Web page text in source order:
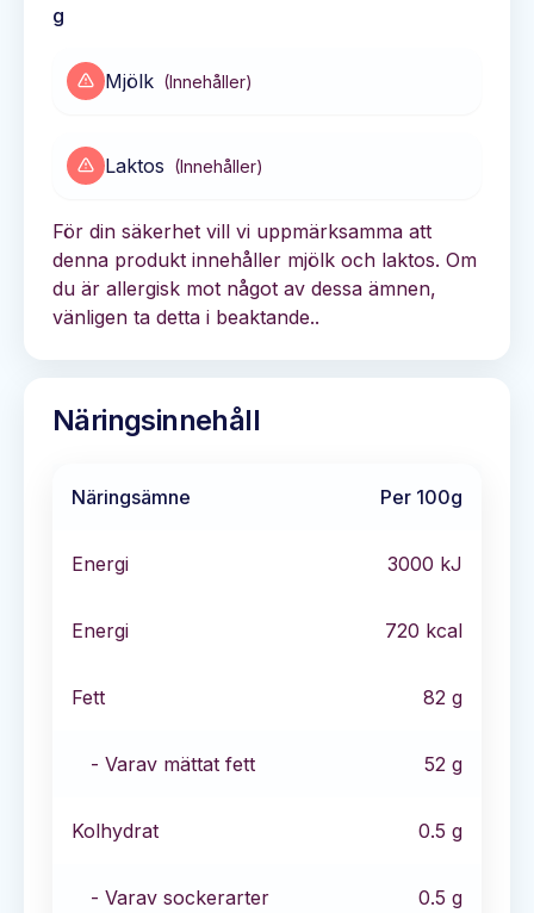
g
Mjölk (Innehåller)
Laktos (Innehåller)
För din säkerhet vill vi uppmärksamma att
denna produkt innehåller mjölk och laktos. Om
du är allergisk mot något av dessa ämnen,
vänligen ta detta i beaktande..
Näringsinnehåll
Näringsämne Per 100g
Energi 3000 kJ
Energi 720 kcal
Fett 82 g
- Varav mättat fett 52 g
Kolhydrat 0.5 g
- Varav sockerarter 0.5 g